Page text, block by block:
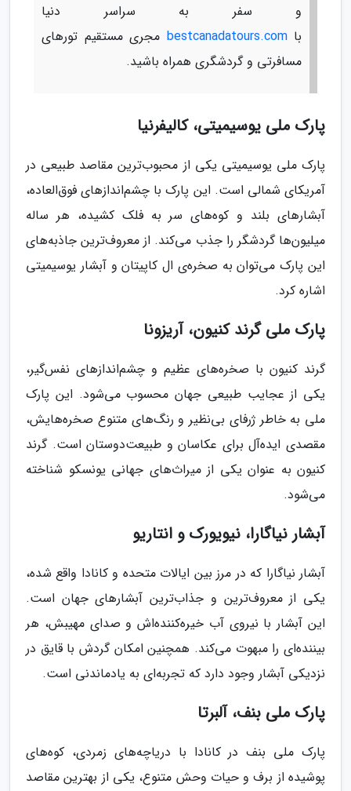
و سفر به سراسر دنیا
باbestcanadatours.com مجری مستقیم تورهای
مسافرتی و گردشگری همراه باشید.
پارک ملی یوسیمیتی، کالیفرنیا
پارک ملی یوسیمیتی یکی از محبوب‌ترین مقاصد طبیعی در
آمریکای شمالی است. این پارک با چشم‌اندازهای فوق‌العاده،
آبشارهای بلند و کوه‌های سر به فلک کشیده، هر ساله
میلیون‌ها گردشگر را جذب می‌کند. از معروف‌ترین جاذبه‌های
این پارک می‌توان به صخره‌ی ال کاپیتان و آبشار یوسیمیتی
اشاره کرد.
پارک ملی گرند کنیون، آریزونا
گرند کنیون با صخره‌های عظیم و چشم‌اندازهای نفس‌گیر،
یکی از عجایب طبیعی جهان محسوب می‌شود. این پارک
ملی به خاطر ژرفای بی‌نظیر و رنگ‌های متنوع صخره‌هایش،
مقصدی ایده‌آل برای عکاسان و طبیعت‌دوستان است. گرند
کنیون به عنوان یکی از میراث‌های جهانی یونسکو شناخته
می‌شود.
آبشار نیاگارا، نیویورک و انتاریو
آبشار نیاگارا که در مرز بین ایالات متحده و کانادا واقع شده،
یکی از معروف‌ترین و جذاب‌ترین آبشارهای جهان است.
این آبشار با نیروی آب خیره‌کننده‌اش و صدای مهیبش، هر
بیننده‌ای را مبهوت می‌کند. همچنین امکان گردش با قایق در
نزدیکی آبشار وجود دارد که تجربه‌ای به یادماندنی است.
پارک ملی بنف، آلبرتا
پارک ملی بنف در کانادا با دریاچه‌های زمردی، کوه‌های
پوشیده از برف و حیات وحش متنوع، یکی از بهترین مقاصد